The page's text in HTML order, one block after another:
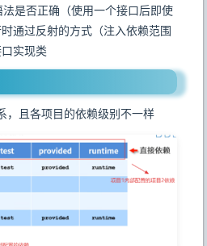
是否正确（使用一个接口后即使
通过反射的方式（注入依赖范围
实现类
，且各项目的依赖级别不一样